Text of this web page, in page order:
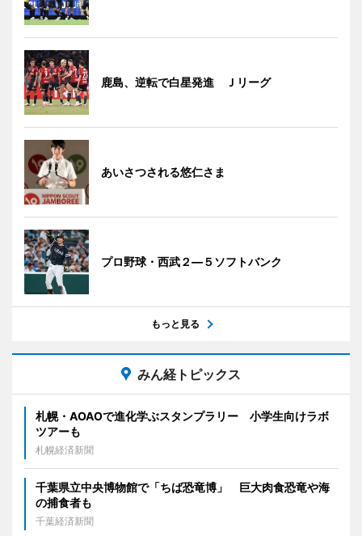
鹿島、逆転で白星発進 Ｊリーグ
あいさつされる悠仁さま
プロ野球・西武２―５ソフトバンク
もっと見る
みん経トピックス
札幌・AOAOで進化学ぶスタンプラリー 小学生向けラボ
ツアーも
札幌経済新聞
千葉県立中央博物館で「ちば恐竜博」 巨大肉食恐竜や海
の捕食者も
千葉経済新聞